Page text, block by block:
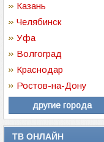
Казань
Челябинск
Уфа
Волгоград
Краснодар
Ростов-на-Дону
другие города
ТВ ОНЛАЙН